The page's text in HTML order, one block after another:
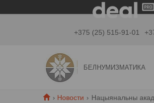
+375 (25) 515-91-01
БЕЛНУМИЗМАТИКА
Новости Нацыянальны